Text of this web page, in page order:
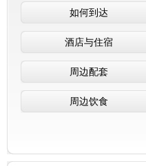
如何到达
酒店与住宿
周边配套
周边饮食